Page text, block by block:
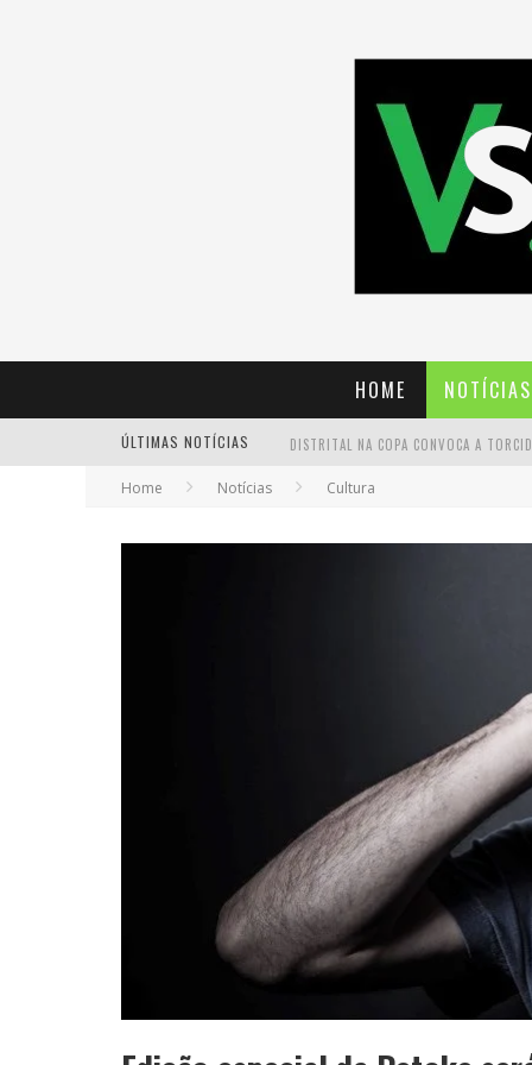
HOME NOTÍCIAS
ÚLTIMAS NOTÍCIAS
Home Notícias Cultura